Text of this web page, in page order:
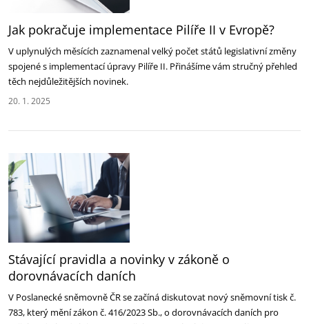
Jak pokračuje implementace Pilíře II v Evropě?
V uplynulých měsících zaznamenal velký počet států legislativní změny
spojené s implementací úpravy Pilíře II. Přinášíme vám stručný přehled
těch nejdůležitějších novinek.
20. 1. 2025
Stávající pravidla a novinky v zákoně o
dorovnávacích daních
V Poslanecké sněmovně ČR se začíná diskutovat nový sněmovní tisk č.
783, který mění zákon č. 416/2023 Sb., o dorovnávacích daních pro